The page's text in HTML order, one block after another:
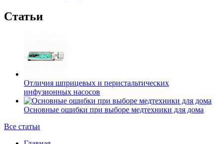
Статьи
Отличия шприцевых и перистальтических
инфузионных насосов
Основные ошибки при выборе медтехники для дома
Все статьи